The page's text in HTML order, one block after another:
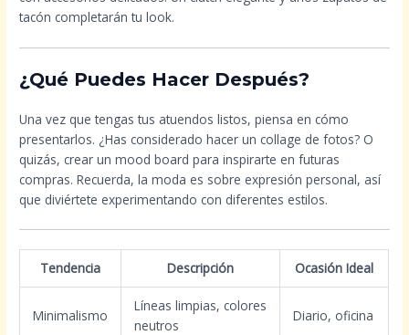
tacón completarán tu look.
¿Qué Puedes Hacer Después?
Una vez que tengas tus atuendos listos, piensa en cómo
presentarlos. ¿Has considerado hacer un collage de fotos? O
quizás, crear un mood board para inspirarte en futuras
compras. Recuerda, la moda es sobre expresión personal, así
que diviértete experimentando con diferentes estilos.
Tendencia Descripción Ocasión Ideal
Minimalismo
Líneas limpias, colores
neutros
Diario, oficina